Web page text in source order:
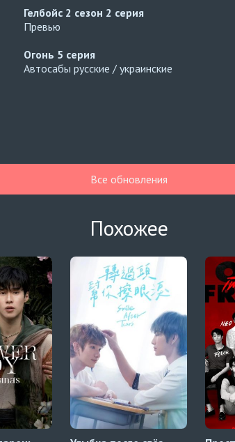
Гелбойс 2 сезон 2 серия
Превью
Огонь 5 серия
Автосабы русские / украинские
Все обновления
Похожее